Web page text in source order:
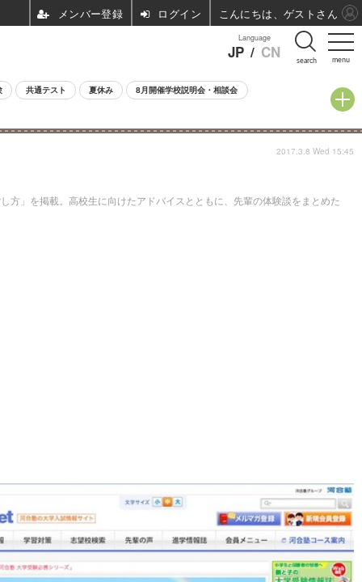
menu
Language
JP / CN search
共通テスト 夏休み 8月開催学校説明会・相談会
」を掲載。高校生に向けたアドバイスとともに、先輩の体験談をまとめた
2017.3.8 Wed 15:45
ログイン こんにちは、ゲストさん